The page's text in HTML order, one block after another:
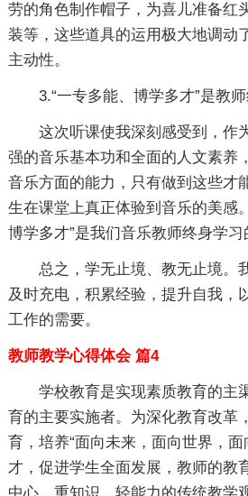
劳的角色制作帽子，为喜儿准备红
装等，这些道具的运用极大地调动
主动性。
3.“一专多能、博学多才”是教
这次听课使我深刻感受到，作
强的音乐基本功和全面的人文素养
音乐方面的能力，只有做到这些才
生在课堂上真正体验到音乐的美感
博学多才”是我们音乐教师终身学习
总之，学无止境、教无止境。
及时充电，积累经验，提升自我，
工作的需要。
教师教学心得体会 篇4
学校教育是实现素质教育的主
育的主要实施者。为深化教育改革
育，培养“面向未来，面向世界，面
才，促进学生全面发展，教师的教